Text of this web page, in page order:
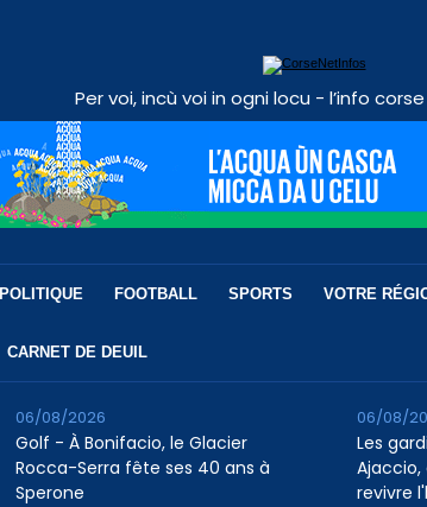
Per voi, incù voi in ogni locu - l’info
POLITIQUE FOOTBALL SPORTS VOTRE
CARNET DE DEUIL
Golf - À Bonifacio, le Glacier
Rocca-Serra fête ses 40 ans à
Sperone
06/08/2026
Les
revivre
06/08/